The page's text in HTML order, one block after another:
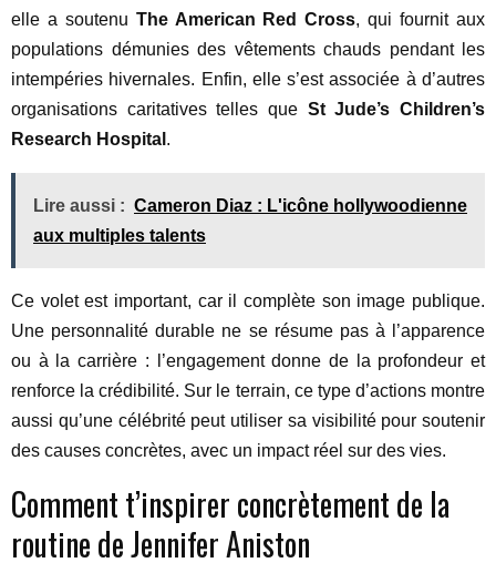
elle a soutenu The American Red Cross, qui fournit aux
populations démunies des vêtements chauds pendant les
intempéries hivernales. Enfin, elle s’est associée à d’autres
organisations caritatives telles que St Jude’s Children’s
Research Hospital .
Lire aussi : Cameron Diaz : L'icône hollywoodienne
aux multiples talents
Ce volet est important, car il complète son image publique.
Une personnalité durable ne se résume pas à l’apparence
ou à la carrière : l’engagement donne de la profondeur et
renforce la crédibilité. Sur le terrain, ce type d’actions montre
aussi qu’une célébrité peut utiliser sa visibilité pour soutenir
des causes concrètes, avec un impact réel sur des vies.
Comment t’inspirer concrètement de la
routine de Jennifer Aniston